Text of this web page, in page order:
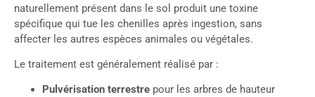
naturellement présent dans le sol produit une toxine
spécifique qui tue les chenilles après ingestion, sans
affecter les autres espèces animales ou végétales.
Le traitement est généralement réalisé par :
Pulvérisation terrestre pour les arbres de hauteur